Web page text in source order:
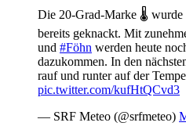
Die 20-Grad-Marke 🌡 wurde
bereits geknackt. Mit
und #Föhn werden heute
dazukommen. In den
rauf und runter auf der
pic.twitter.com/kufHtQCvd3
— SRF Meteo (@srfmeteo)